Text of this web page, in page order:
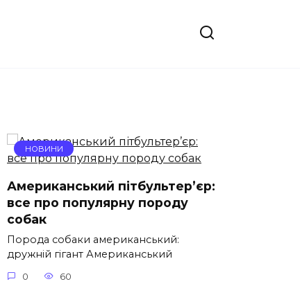
НОВИНИ
Американський пітбультер’єр:
все про популярну породу
собак
Порода собаки американський:
дружній гігант Американський
0 60